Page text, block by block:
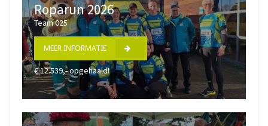
Roparun 2026
Team 025
MEER INFORMATIE
€ 12.539,- opgehaald!